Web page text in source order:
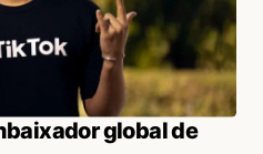
global de